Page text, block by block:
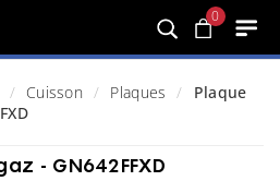
0
Cuisson Plaques
Plaque
- GN642FFXD